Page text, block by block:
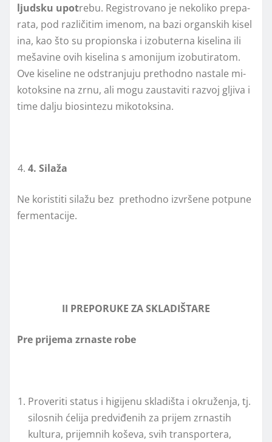
lјud­sku upo­tre­bu. Re­gi­stro­va­no je neko­li­ko pre­pa­
ra­ta, pod raz­li­či­tim ime­nom, na ba­zi or­gan­skih ki­se­l
i­na, kao što su propi­on­ska i izo­bu­terna ki­se­li­na ili
me­ša­vi­ne ovih ki­se­li­na s amo­ni­jum izobuti­ra­tom.
Ove kiseli­ne ne­ od­stra­njuju pret­hod­no nastale mi­
ko­tok­si­ne na zrnu, ali mogu za­u­sta­vi­ti raz­voj glјi­va i
ti­me da­lјu bio­sin­te­zu mikotoksina.
4. Silaža
Ne koristiti silažu bez prethodno izvršene potpune
fermentacije.
II PREPORUKE ZA SKLADIŠTARE
Pre prijema zrnaste robe
Proveriti status i higijenu skladišta i okruženja, tj.
silosnih ćelija predviđenih za prijem zrnastih
kultura, prijemnih koševa, svih transportera,